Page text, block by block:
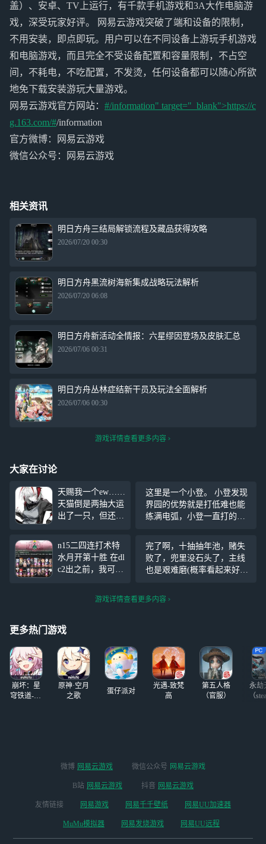
盖）、安卓、TV上运行，有千款手机游戏和3A大作电脑游
戏，深受玩家好评。 网易云游戏突破了端和设备的限制，
不用安装，即点即玩。用户可以在不同设备上游玩手机游戏
和电脑游戏，而且完全不受设备配置和容量限制，不占空
间，不耗电，不吃配置，不发烫，任何设备都可以随心所欲
地免下载安装游玩大量游戏。
网易云游戏官方网站： #/information" target="_blank">https://c
g.163.com/#/information
官方微博：网易云游戏
微信公众号：网易云游戏
相关资讯
明日方舟三结局解锁流程及藏品获得攻略
2026/07/20 00:30
明日方舟黑流树海新集成战略玩法解析
2026/07/20 06:08
明日方舟新活动全情报：六星缪因登场及皮肤汇总
2026/07/06 00:31
明日方舟丛林症结新干员及玩法全面解析
2026/07/06 00:30
游戏详情查看更多内容
大家在讨论
天赐我一个ew……
天猫倒是两抽大运
出了一只，但还是
大人，前面忘了后
面忘了总之ew毁了
明日方舟
这里是一个小登。 小登发现
界园的优势就是打低难也能
练满电弧，小登一直打的是n
理人是藏品只有60+的，打四
结局是只能多捞20～30藏
的，但就这样的游戏理解还
是看完仙术杯的产
n15二四连打术特
水月开第十胜 在dl
c2出之前，我可以
只剩两个都能无电
表花式打穿岁
打过有史以来分最
以我的真言和诗怀
雅呢?我想打纯血
术特了(哭) (附
完了啊，十抽抽年池，赌失
败了，兜里没石头了，主线
也是艰难磨(概率看起来好低)
游戏详情查看更多内容
更多热门游戏
崩坏：星
穹铁道-4.4
原神·空月
之歌
蛋仔派对
光遇-致梵
高
第五人格
（官服）
永劫
（
微博 网易云游戏 微信公众号 网易云游戏
B站 网易云游戏 抖音 网易云游戏
友情链接 网易游戏 网易千千壁纸 网易UU加速器
MuMu模拟器 网易发烧游戏 网易UU远程